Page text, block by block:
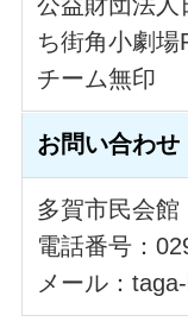
ち街角小劇場
チーム無印
お問い合わせ
多賀市民会館
電話番号：
メール：